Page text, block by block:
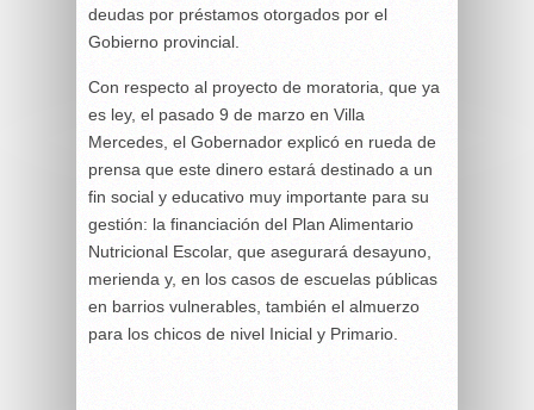
deudas por préstamos otorgados por el
Gobierno provincial.
Con respecto al proyecto de moratoria, que ya
es ley, el pasado 9 de marzo en Villa
Mercedes, el Gobernador explicó en rueda de
prensa que este dinero estará destinado a un
fin social y educativo muy importante para su
gestión: la financiación del Plan Alimentario
Nutricional Escolar, que asegurará desayuno,
merienda y, en los casos de escuelas públicas
en barrios vulnerables, también el almuerzo
para los chicos de nivel Inicial y Primario.